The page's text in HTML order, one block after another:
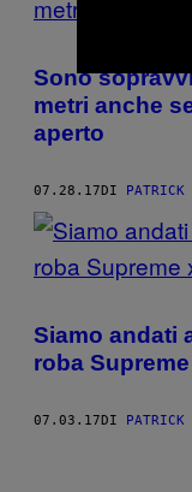
Sono
metri anche
aperto
07.28.17DI PATRICK
Siamo andati
roba
07.03.17DI PATRICK